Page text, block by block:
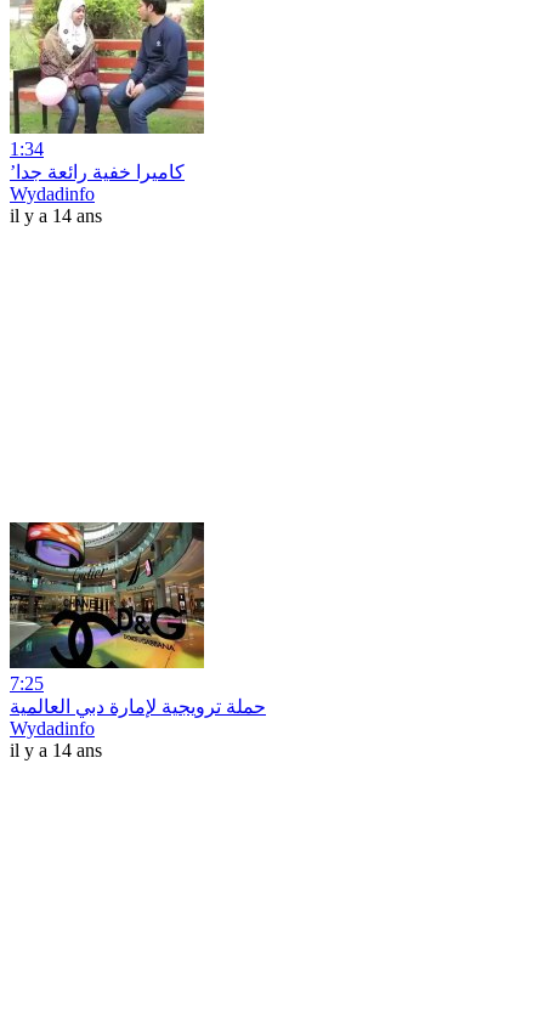
1:34
’كاميرا خفية رائعة جدا
Wydadinfo
il y a 14 ans
7:25
حملة ترويجية لإمارة دبي العالمية
Wydadinfo
il y a 14 ans